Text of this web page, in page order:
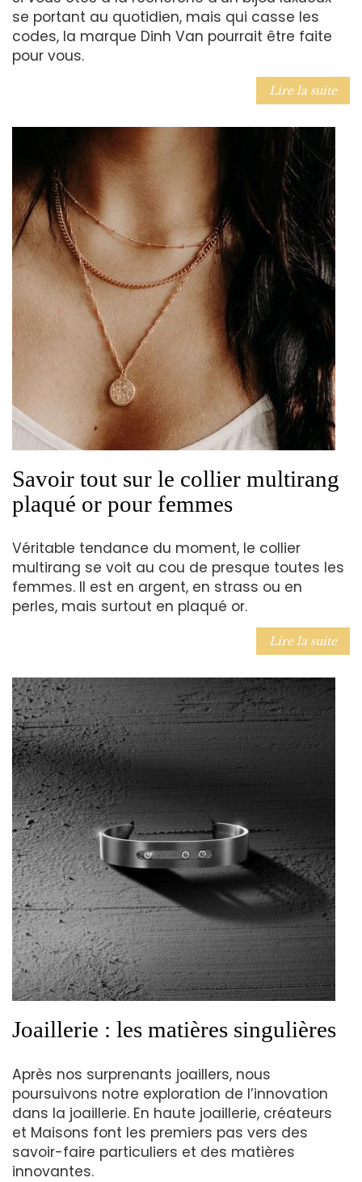
se portant au quotidien, mais qui casse les
codes, la marque Dinh Van pourrait être faite
pour vous.
Lire la suite
Savoir tout sur le collier multirang
plaqué or pour femmes
Véritable tendance du moment, le collier
multirang se voit au cou de presque toutes les
femmes. Il est en argent, en strass ou en
perles, mais surtout en plaqué or.
Lire la suite
Joaillerie : les matières singulières
Après nos surprenants joaillers, nous
poursuivons notre exploration de l’innovation
dans la joaillerie. En haute joaillerie, créateurs
et Maisons font les premiers pas vers des
savoir-faire particuliers et des matières
innovantes.